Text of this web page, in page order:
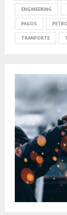
ENGINEERING
PAGOS
TRANPORTE